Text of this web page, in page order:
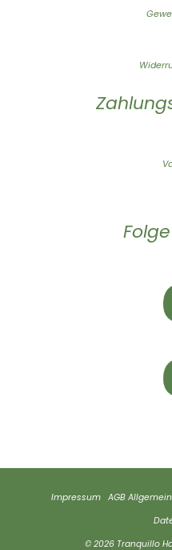
Impressum AGB
© 2026 Tranquillo